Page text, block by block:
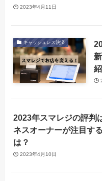
2023年4月11日
キャッシュレス決済
2023年スマレジの評判
ネスオーナーが注目す
は？
2023年4月10日